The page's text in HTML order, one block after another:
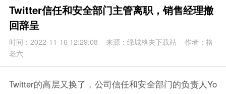
Twitter信任和安全部门主管离职，销售经理撤
回辞呈
时间：2022-11-16 12:29:08 来源：绿城格夫下载站
作者：格
老六
Twitter的高层又换了，公司信任和安全部门的负责人Yo